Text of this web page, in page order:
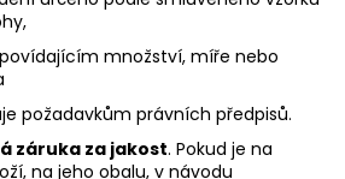
množství, míře nebo
požadavkům právních předpisů.
záruka za jakost. Pokud je na
na jeho obalu, v návodu